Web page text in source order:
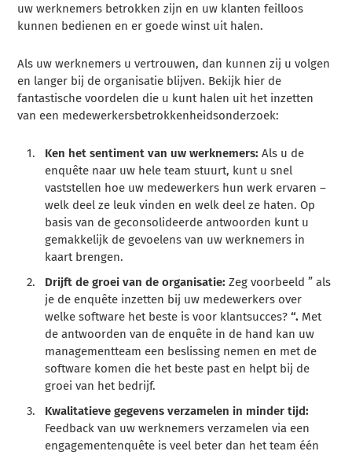
uw werknemers betrokken zijn en uw klanten feilloos
kunnen bedienen en er goede winst uit halen.
Als uw werknemers u vertrouwen, dan kunnen zij u volgen
en langer bij de organisatie blijven. Bekijk hier de
fantastische voordelen die u kunt halen uit het inzetten
van een medewerkersbetrokkenheidsonderzoek:
Ken het sentiment van uw werknemers:Als u de
enquête naar uw hele team stuurt, kunt u snel
vaststellen hoe uw medewerkers hun werk ervaren –
welk deel ze leuk vinden en welk deel ze haten. Op
basis van de geconsolideerde antwoorden kunt u
gemakkelijk de gevoelens van uw werknemers in
kaart brengen.
Drijft de groei van de organisatie:Zeg voorbeeld ” als
je de enquête inzetten bij uw medewerkers over
welke software het beste is voor klantsucces? “. Met
de antwoorden van de enquête in de hand kan uw
managementteam een beslissing nemen en met de
software komen die het beste past en helpt bij de
groei van het bedrijf.
Kwalitatieve gegevens verzamelen in minder tijd:
Feedback van uw werknemers verzamelen via een
engagementenquête is veel beter dan het team één